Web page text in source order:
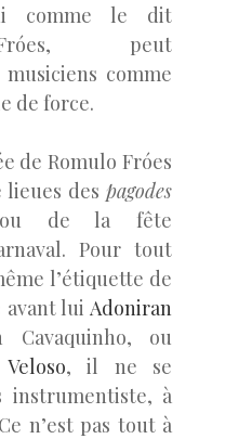
comme le dit
peut
comme
de force.
de Romulo Fróes
des pagodes
ou de la fête
Pour tout
l’étiquette de
avant lui Adoniran
Cavaquinho, ou
, il ne se
instrumentiste, à
n’est pas tout à